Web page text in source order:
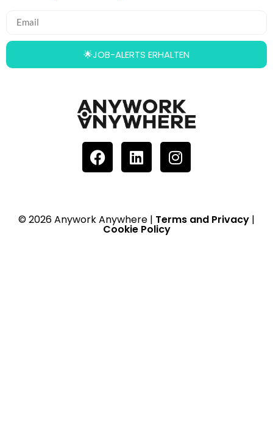
🌟JOB-ALERTS ERHALTEN
© 2026 Anywork Anywhere | Terms and Privacy |
Cookie Policy